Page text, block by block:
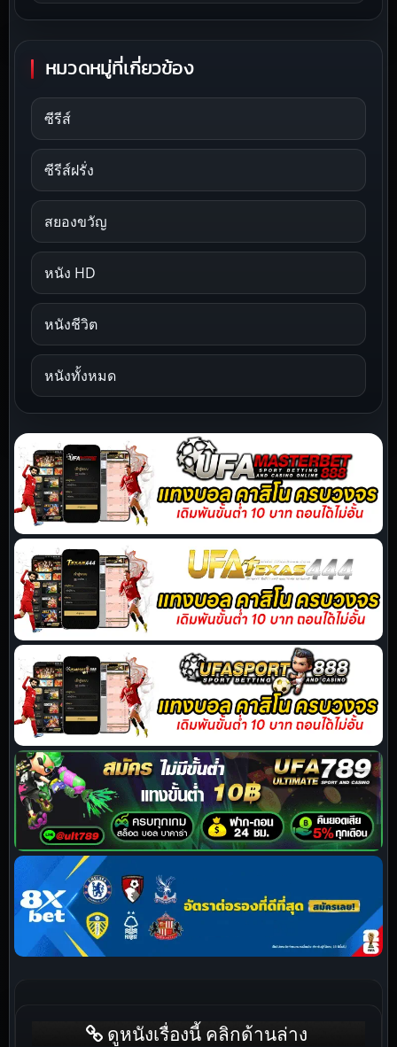
หมวดหมู่ที่เกี่ยวข้อง
ซีรีส์
ซีรีส์ฝรั่ง
สยองขวัญ
หนัง HD
หนังชีวิต
หนังทั้งหมด
ดูหนังเรื่องนี้ คลิกด้านล่าง